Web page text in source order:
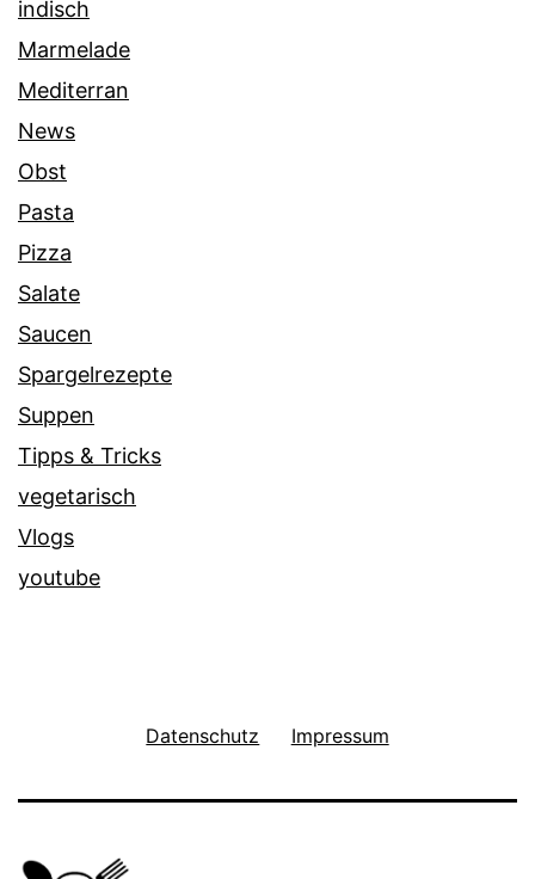
indisch
Marmelade
Mediterran
News
Obst
Pasta
Pizza
Salate
Saucen
Spargelrezepte
Suppen
Tipps & Tricks
vegetarisch
Vlogs
youtube
Datenschutz Impressum